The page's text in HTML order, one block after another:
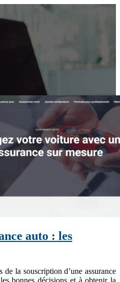
auto : les
de la souscription d’une assurance
bonnes décisions et à obtenir la